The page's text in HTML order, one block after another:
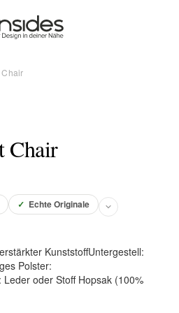
Chair
Chair
✓ Echte Originale
KunststoffUntergestell:
Polster:
oder Stoff Hopsak (100%